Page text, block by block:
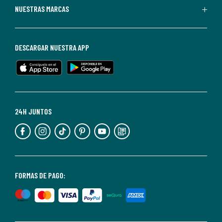
de
en
cualquier
Para
información,
puedes
nuestra
de
privacidad</2>.
NUESTRAS MARCAS
FORMAS DE PAGO:
24H JUNTOS
DESCARGAR NUESTRA APP